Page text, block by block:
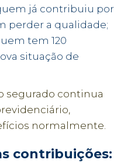
já contribuiu por
perder a qualidade;
tem 120
situação de
segurado continua
normalmente.
contribuições: